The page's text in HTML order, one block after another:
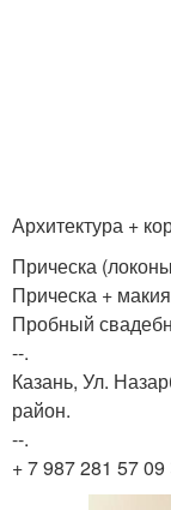
Архитектура +
Прическа
Прическа +
Пробный
--.
Казань, Ул.
район.
--.
+ 7 987 281 57